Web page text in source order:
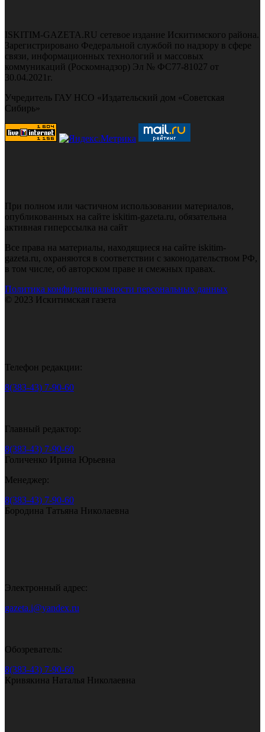
ISKITIM-GAZETA.RU сетевое издание Искитимского района.
Зарегистрировано Федеральной службой по надзору в сфере
связи, информационных технологий и массовых
коммуникаций (Роскомнадзор) Эл № ФС77-81027 от
30.04.2021г.
Учредитель ГАУ НСО «Издательский дом «Советская
Сибирь»
При полном или частичном использовании материалов,
опубликованных на сайте iskitim-gazeta.ru, обязательна
активная гиперссылка на сайт
Все права на материалы, находящиеся на сайте iskitim-
gazeta.ru, охраняются в соответствии с законодательством РФ,
в том числе, об авторском праве и смежных правах.
Политика конфиденциальности персональных данных
© 2023 Искитимская газета
Телефон редакции:
8(383-43) 7-90-60
Главный редактор:
8(383-43) 7-90-60
Голиченко Ирина Юрьевна
Менеджер:
8(383-43) 7-90-60
Бородина Татьяна Николаевна
Электронный адрес:
gazeta.i@yandex.ru
Обозреватель:
8(383-43) 7-90-60
Кривякина Наталья Николаевна